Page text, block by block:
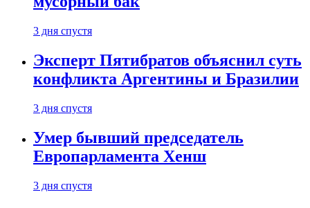
3 дня спустя
Эксперт Пятибратов объяснил суть
конфликта Аргентины и Бразилии
3 дня спустя
Умер бывший председатель
Европарламента Хенш
3 дня спустя